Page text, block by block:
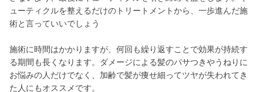
ューティクルを整えるだけのトリートメントから、一歩進んだ施
術と言っていいでしょう
施術に時間はかかりますが、何回も繰り返すことで効果が持続す
る期間も長くなります。ダメージによる髪のパサつきやうねりに
お悩みの人だけでなく、加齢で髪が痩せ細ってツヤが失われてき
た人にもオススメです。